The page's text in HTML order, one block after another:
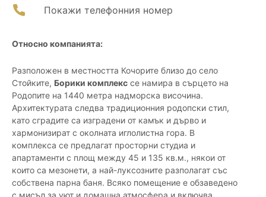
Покажи телефонния номер
Относно компанията:
Разположен в местността Кочорите близо до село
Стойките, Борики комплекс се намира в сърцето на
Родопите на 1440 метра надморска височина.
Архитектурата следва традиционния родопски стил,
като сградите са изградени от камък и дърво и
хармонизират с околната иглолистна гора. В
комплекса се предлагат просторни студиа и
апартаменти с площ между 45 и 135 кв.м., някои от
които са мезонети, а най-луксозните разполагат със
собствена парна баня. Всяко помещение е обзаведено
с мисъл за уют и домашна атмосфера и включва